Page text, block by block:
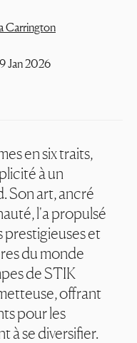
Carrington
9 Jan 2026
en six traits,
à un
Son art, ancré
l'a propulsé
prestigieuses et
du monde
de STIK
offrant
pour les
à se diversifier.